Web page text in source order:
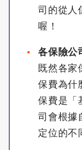
司的從人
喔！
各保險公
既然各家
保費為什
保費是「
司會根據
定位的不